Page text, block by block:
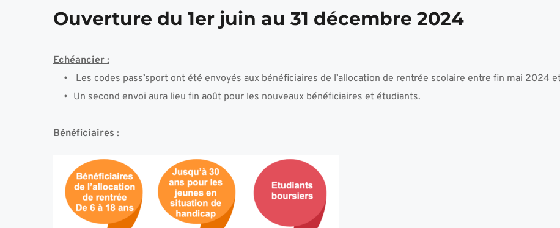
Ouverture du 1er juin au 31 décembre 2024
Echéancier :
Les codes pass’sport ont été envoyés aux bénéficiaires de l’allocation de rentrée scolaire entre fin mai 2024
Un second envoi aura lieu fin août pour les nouveaux bénéficiaires et étudiants.
Bénéficiaires :